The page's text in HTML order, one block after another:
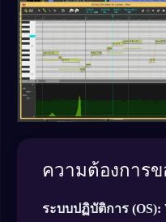
ความต้องการข
ระบบปฏิบัติการ (OS):